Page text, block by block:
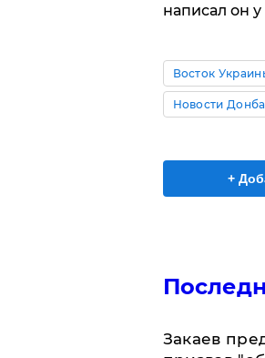
написал он
Восток
Новости
+
Закаев